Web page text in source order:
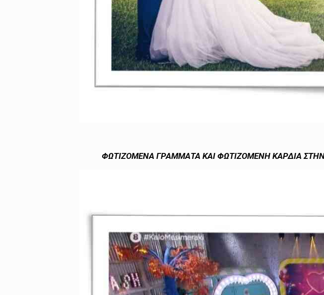
ΦΩΤΙΖΟΜΕΝΑ ΓΡΑΜΜΑΤΑ ΚΑΙ ΦΩΤΙΖΟΜΕΝΗ ΚΑΡΔΙΑ